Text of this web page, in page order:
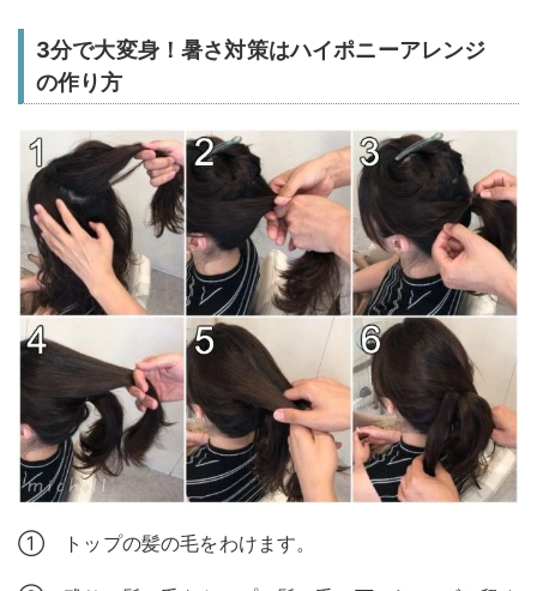
3分で大変身！暑さ対策はハイポニーアレンジ
の作り方
① トップの髪の毛をわけます。